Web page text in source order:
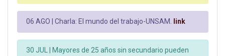
06 AGO | Charla: El mundo del trabajo-UNSAM. link
30 JUL |
Mayores de 25 años sin secundario pueden